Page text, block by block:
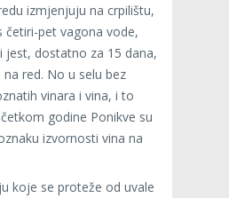
izmjenjuju na crpilištu,
četiri-pet vagona vode,
dostatno za 15 dana,
red. No u selu bez
vinara i vina, i to
godine Ponikve su
izvornosti vina na
koje se proteže od uvale